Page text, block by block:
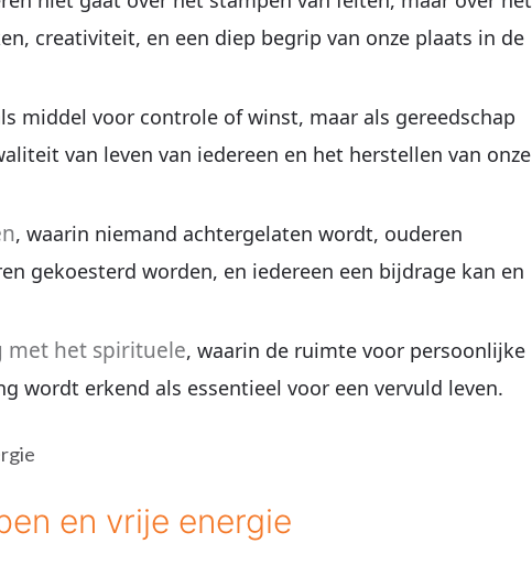
creativiteit, en een diep begrip van onze plaats in de
middel voor controle of winst, maar als gereedschap
van leven van iedereen en het herstellen van onze
, waarin niemand achtergelaten wordt, ouderen
gekoesterd worden, en iedereen een bijdrage kan en
met het spirituele, waarin de ruimte voor persoonlijke
wordt erkend als essentieel voor een vervuld leven.
en vrije energie